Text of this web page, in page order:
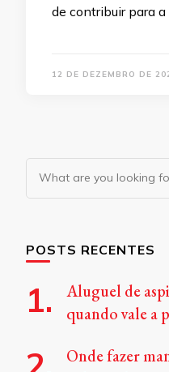
de contribuir para a
12 DE DEZEMBRO DE
Looking
for
POSTS RECENTES
Aluguel de
quando vale a
Onde fazer